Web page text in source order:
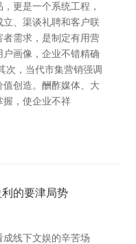
更是一个系统工程，
、渠谈礼聘和客户联
需求，是制定有用营
画像，企业不错精确
次，当代市集营销强调
创造。酬酢媒体、大
握，使企业不祥
的要津局势
线下文娱的辛苦场